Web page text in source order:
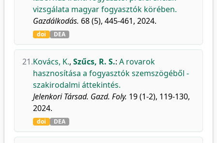
vizsgálata magyar fogyasztók körében.
Gazdálkodás. 68 (5), 445-461, 2024.
doi DEA
21.Kovács, K., Szűcs, R. S.: A rovarok
hasznosítása a fogyasztók szemszögéből -
szakirodalmi áttekintés.
Jelenkori Társad. Gazd. Foly. 19 (1-2), 119-130,
2024.
doi DEA